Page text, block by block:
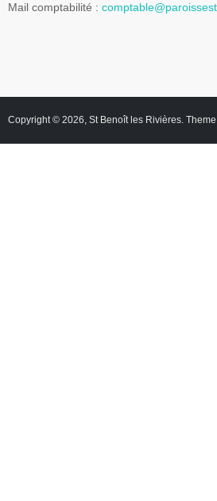
Mail comptabilité :
Copyright © 2026, St Benoît les Rivières.